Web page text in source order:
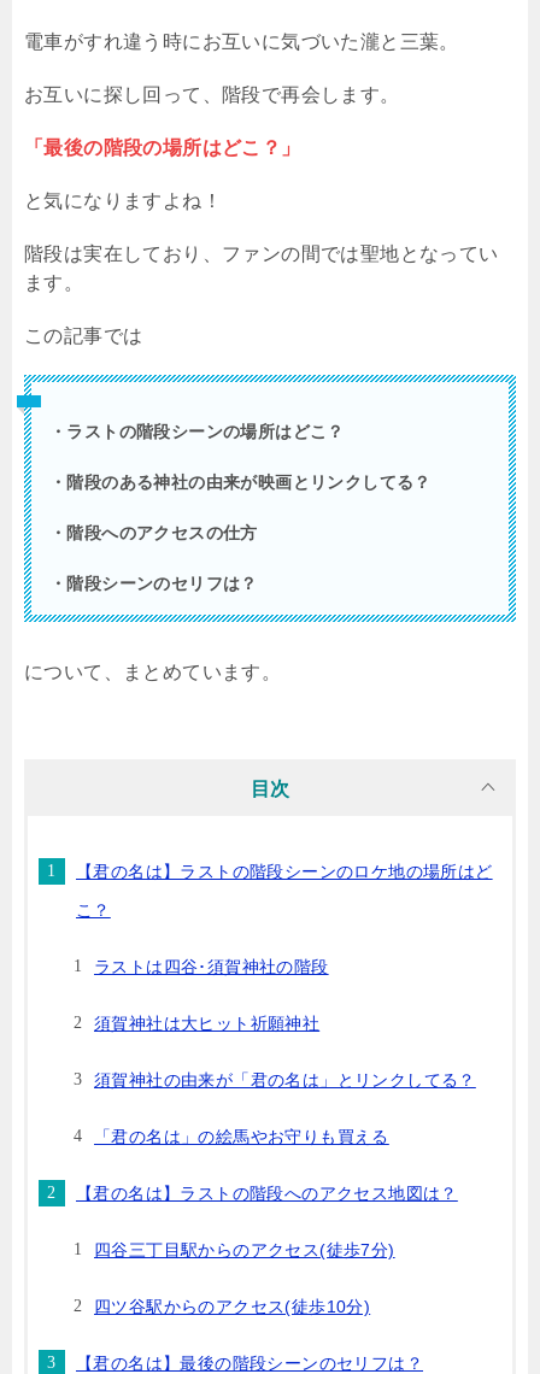
電車がすれ違う時にお互いに気づいた瀧と三葉。
お互いに探し回って、階段で再会します。
「最後の階段の場所はどこ？」
と気になりますよね！
階段は実在しており、ファンの間では聖地となってい
ます。
この記事では
・ラストの階段シーンの場所はどこ？
・階段のある神社の由来が映画とリンクしてる？
・階段へのアクセスの仕方
・階段シーンのセリフは？
について、まとめています。
目次
【君の名は】ラストの階段シーンのロケ地の場所はど
こ？
ラストは四谷･須賀神社の階段
須賀神社は大ヒット祈願神社
須賀神社の由来が「君の名は」とリンクしてる？
「君の名は」の絵馬やお守りも買える
【君の名は】ラストの階段へのアクセス地図は？
四谷三丁目駅からのアクセス(徒歩7分)
四ツ谷駅からのアクセス(徒歩10分)
【君の名は】最後の階段シーンのセリフは？